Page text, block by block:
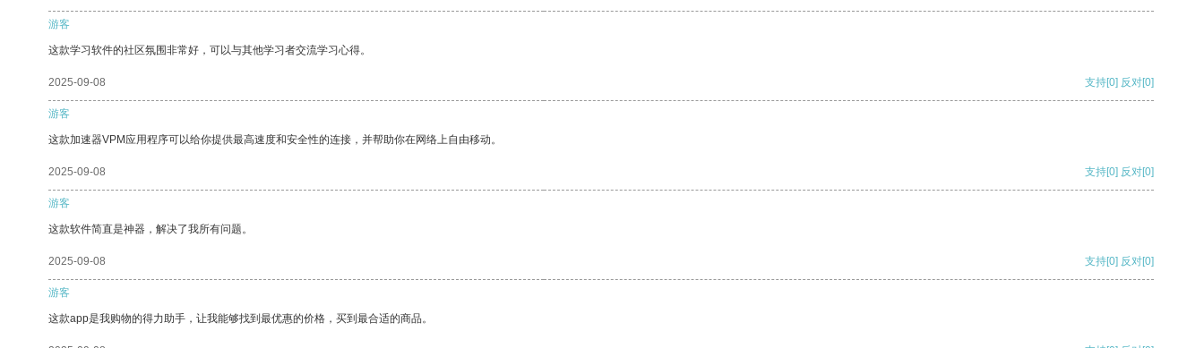
游客
这款学习软件的社区氛围非常好，可以与其他学习者交流学习心得。
2025-09-08 支持[0] 反对[0]
游客
这款加速器VPM应用程序可以给你提供最高速度和安全性的连接，并帮助你在网络上自由移动。
2025-09-08 支持[0] 反对[0]
游客
这款软件简直是神器，解决了我所有问题。
2025-09-08 支持[0] 反对[0]
游客
这款app是我购物的得力助手，让我能够找到最优惠的价格，买到最合适的商品。